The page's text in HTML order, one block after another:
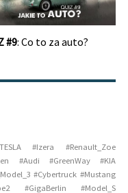
#9: Co to za auto?
#Izera #Renault_Zoe
#Audi #GreenWay#KIA
#Cybertruck #Mustang
#GigaBerlin #Model_S